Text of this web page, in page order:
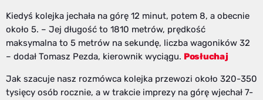
Kiedyś kolejka jechała na górę 12 minut, potem 8, a obecnie
około 5. – Jej długość to 1810 metrów, prędkość
maksymalna to 5 metrów na sekundę, liczba wagoników 32
– dodał Tomasz Pezda, kierownik wyciągu. Posłuchaj
Jak szacuje nasz rozmówca kolejka przewozi około 320-350
tysięcy osób rocznie, a w trakcie imprezy na górę wjechał 7-